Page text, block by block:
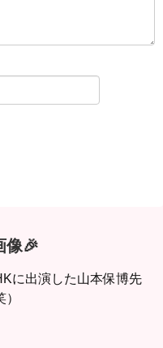
像🎉
に出演した山本保博先